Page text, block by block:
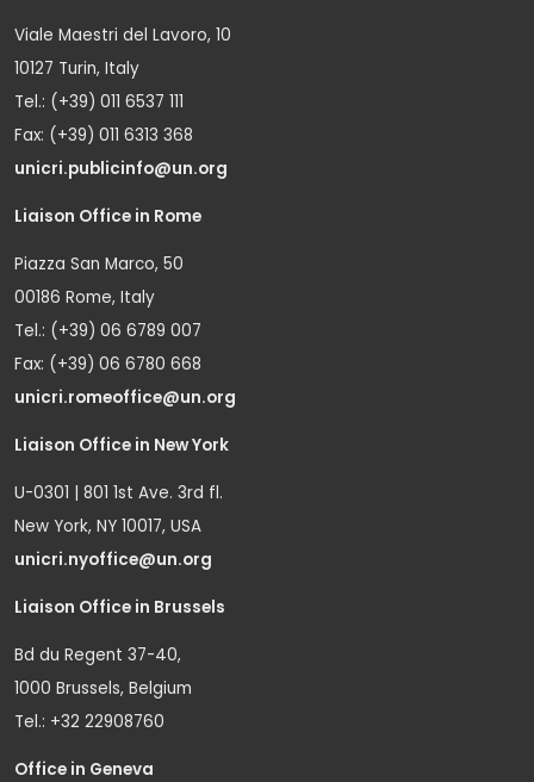
Viale Maestri del Lavoro, 10
10127 Turin, Italy
Tel.: (+39) 011 6537 111
Fax: (+39) 011 6313 368
unicri.publicinfo@un.org
Liaison Office in Rome
Piazza San Marco, 50
00186 Rome, Italy
Tel.: (+39) 06 6789 007
Fax: (+39) 06 6780 668
unicri.romeoffice@un.org
Liaison Office in New York
U-0301 | 801 1st Ave. 3rd fl.
New York, NY 10017, USA
unicri.nyoffice@un.org
Liaison Office in Brussels
Bd du Regent 37-40,
1000 Brussels, Belgium
Tel.: +32 22908760
Office in Geneva